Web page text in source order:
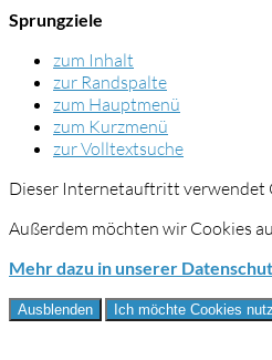
Sprungziele
zum Inhalt
zur Randspalte
zum Hauptmenü
zum Kurzmenü
zur Volltextsuche
Dieser Internetauftritt verwendet
Außerdem möchten wir Cookies
Mehr dazu in unserer
Ausblenden Ich möchte Cookies